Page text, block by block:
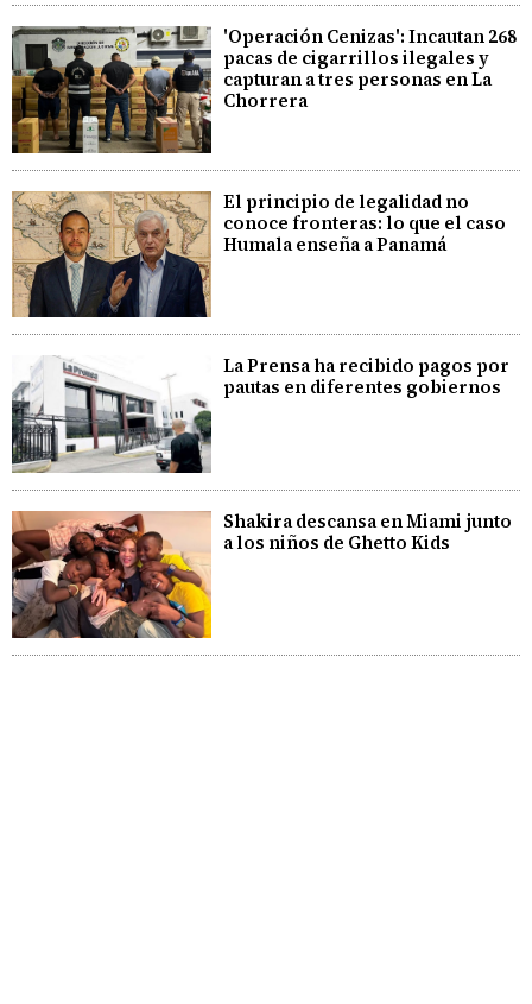
'Operación Cenizas': Incautan 268
pacas de cigarrillos ilegales y
capturan a tres personas en La
Chorrera
El principio de legalidad no
conoce fronteras: lo que el caso
Humala enseña a Panamá
La Prensa ha recibido pagos por
pautas en diferentes gobiernos
Shakira descansa en Miami junto
a los niños de Ghetto Kids